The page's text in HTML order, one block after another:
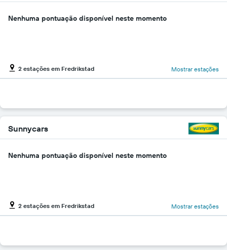
Nenhuma pontuação disponível neste momento
2 estações em Fredrikstad Mostrar estações
Sunnycars
Nenhuma pontuação disponível neste momento
2 estações em Fredrikstad Mostrar estações